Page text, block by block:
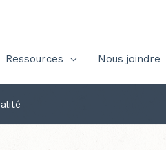
Ressources Nous joindre